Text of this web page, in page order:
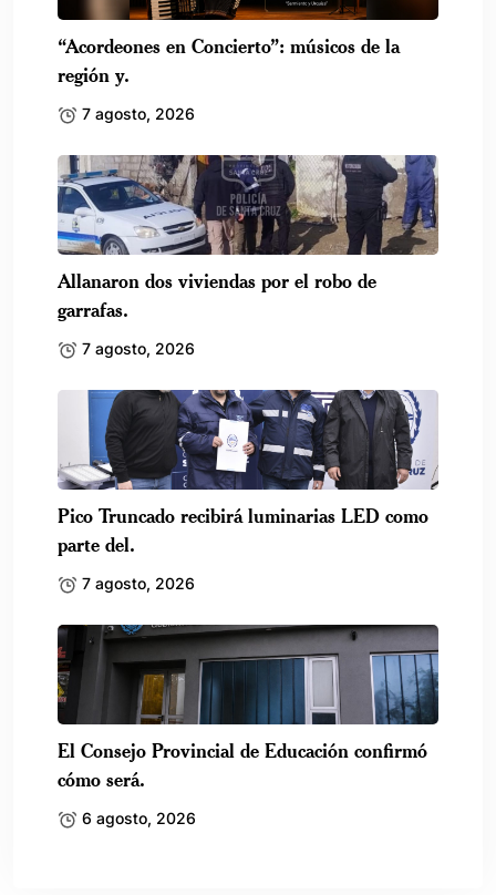
“Acordeones en Concierto”: músicos de la
región y.
7 agosto, 2026
Allanaron dos viviendas por el robo de
garrafas.
7 agosto, 2026
Pico Truncado recibirá luminarias LED como
parte del.
7 agosto, 2026
El Consejo Provincial de Educación confirmó
cómo será.
6 agosto, 2026